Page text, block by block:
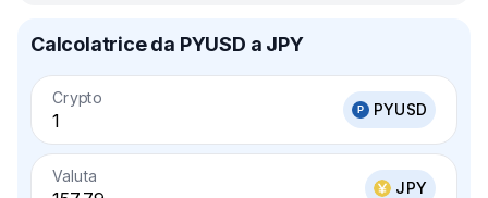
Calcolatrice da PYUSD a JPY
Crypto
PYUSD
Valuta
JPY